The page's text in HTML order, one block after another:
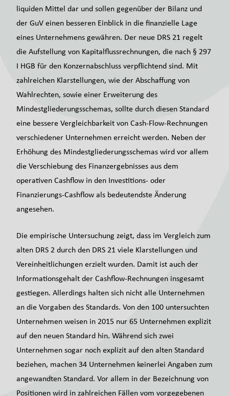
liquiden Mittel dar und sollen gegenüber der Bilanz und
der GuV einen besseren Einblick in die finanzielle Lage
eines Unternehmens gewähren. Der neue DRS 21 regelt
die Aufstellung von Kapitalflussrechnungen, die nach § 297
I HGB für den Konzernabschluss verpflichtend sind. Mit
zahlreichen Klarstellungen, wie der Abschaffung von
Wahlrechten, sowie einer Erweiterung des
Mindestgliederungsschemas, sollte durch diesen Standard
eine bessere Vergleichbarkeit von Cash-Flow-Rechnungen
verschiedener Unternehmen erreicht werden. Neben der
Erhöhung des Mindestgliederungsschemas wird vor allem
die Verschiebung des Finanzergebnisses aus dem
operativen Cashflow in den Investitions- oder
Finanzierungs-Cashflow als bedeutendste Änderung
angesehen.
Die empirische Untersuchung zeigt, dass im Vergleich zum
alten DRS 2 durch den DRS 21 viele Klarstellungen und
Vereinheitlichungen erzielt wurden. Damit ist auch der
Informationsgehalt der Cashflow-Rechnungen insgesamt
gestiegen. Allerdings halten sich nicht alle Unternehmen
an die Vorgaben des Standards. Von den 100 untersuchten
Unternehmen weisen in 2015 nur 65 Unternehmen explizit
auf den neuen Standard hin. Während sich zwei
Unternehmen sogar noch explizit auf den alten Standard
beziehen, machen 34 Unternehmen keinerlei Angaben zum
angewandten Standard. Vor allem in der Bezeichnung von
Positionen wird in zahlreichen Fällen vom vorgegebenen